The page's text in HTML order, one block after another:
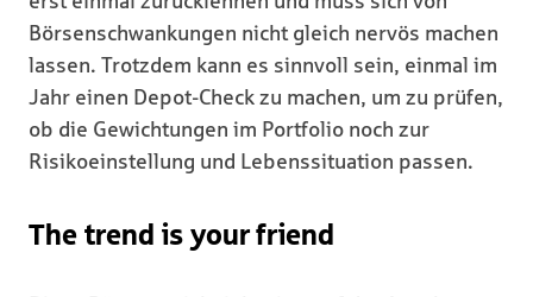
Börsenschwankungen nicht gleich nervös machen
lassen. Trotzdem kann es sinnvoll sein, einmal im
Jahr einen Depot-Check zu machen, um zu prüfen,
ob die Gewichtungen im Portfolio noch zur
Risikoeinstellung und Lebenssituation passen.
The trend is your friend